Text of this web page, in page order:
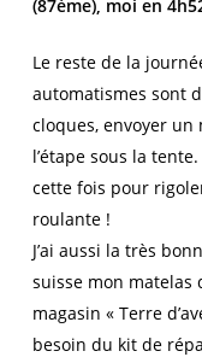
(87ème), moi en
Le reste de la
automatismes sont
cloques, envoyer un
l’étape sous la
cette fois pour
roulante !
J’ai aussi la très
suisse mon matelas
magasin « Terre
besoin du kit de